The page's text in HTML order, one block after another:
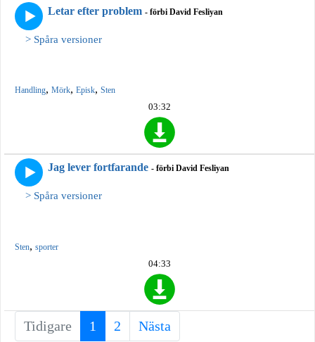
Letar efter problem - förbi David Fesliyan
> Spåra versioner
Handling, Mörk, Episk, Sten
03:32
Jag lever fortfarande - förbi David Fesliyan
> Spåra versioner
Sten, sporter
04:33
Tidigare 1 (current)
2 Nästa